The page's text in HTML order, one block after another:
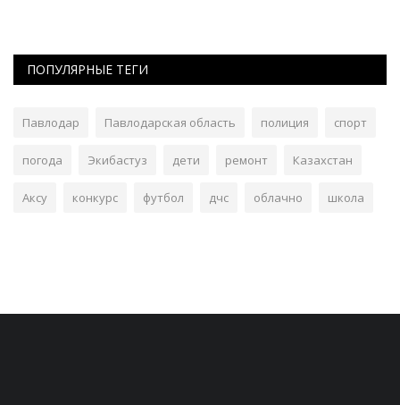
ПОПУЛЯРНЫЕ ТЕГИ
Павлодар Павлодарская область полиция спорт
погода Экибастуз дети ремонт Казахстан
Аксу конкурс футбол дчс облачно школа